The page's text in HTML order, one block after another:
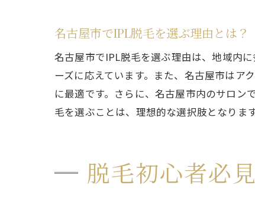
名古屋市でIPL脱毛を選ぶ理由とは？
名古屋市でIPL脱毛を選ぶ理由は、地域内
ーズに応えています。また、名古屋市はア
に最適です。さらに、名古屋市内のサロン
毛を選ぶことは、理想的な選択肢となりま
脱毛初心者必